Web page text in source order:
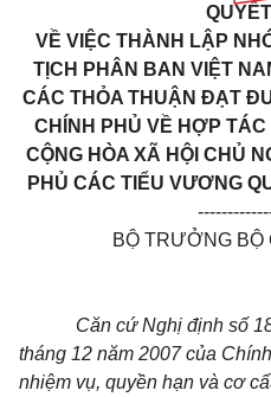
VỀ VIỆC THÀNH LẬP
TỊCH PHÂN BAN VIỆT
CÁC THỎA THUẬN ĐẠT
CHÍNH PHỦ VỀ HỢP
CỘNG HÒA XÃ HỘI CHỦ
PHỦ CÁC TIỂU VƯƠNG
BỘ TRƯỞNG
Căn cứ Nghị định số
tháng 12 năm 2007 của
nhiệm vụ, quyền hạn và cơ